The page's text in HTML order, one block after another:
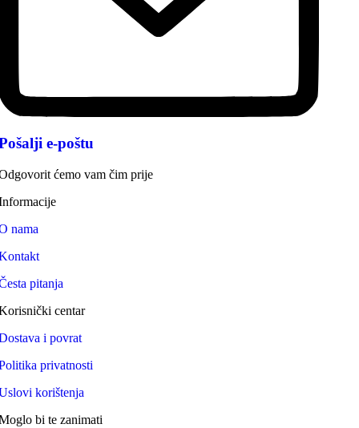
e-poštu
ćemo vam čim prije
nama
pitanja
centar
i povrat
privatnosti
korištenja
bi te zanimati